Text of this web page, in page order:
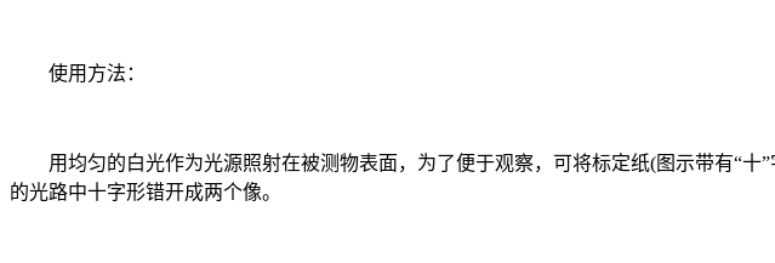
使用方法：
用均匀的白光作为光源照射在被测物表面，为了便于观察，可将标定纸(图示带有“十
的光路中十字形错开成两个像。